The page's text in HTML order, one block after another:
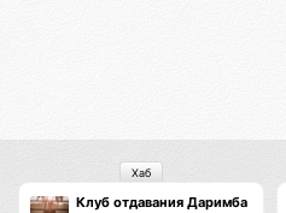
Клуб отдавания Даримба
Хаб